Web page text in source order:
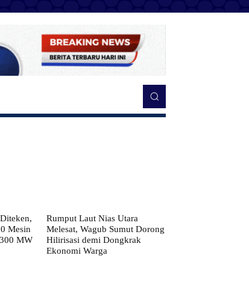
Mesin
MW
Rumput Laut Nias Utara
Melesat, Wagub Sumut Dorong
Hilirisasi demi Dongkrak
Ekonomi Warga